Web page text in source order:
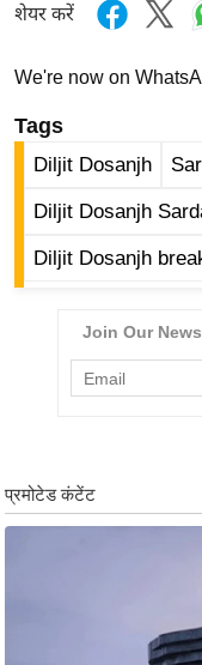
a
i
g
N
e
s
टे
क्नॉ
शेयर करें
We're now on
Tags
Diljit Dosanjh
Diljit Dosanjh
Diljit Dosanjh